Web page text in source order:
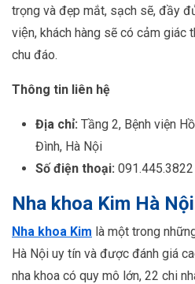
trọng và đẹp mắt, sạch sẽ, đầy
viện, khách hàng sẽ có cảm giác
chu đáo.
Thông tin liên hệ
Địa chỉ: Tầng 2, Bệnh viện
Đình, Hà Nội
Số điện thoại:
Nha khoa Kim Hà Nội
Nha khoa Kim là một trong
Hà Nội uy tín và được đánh giá
nha khoa có quy mô lớn, 22 chi